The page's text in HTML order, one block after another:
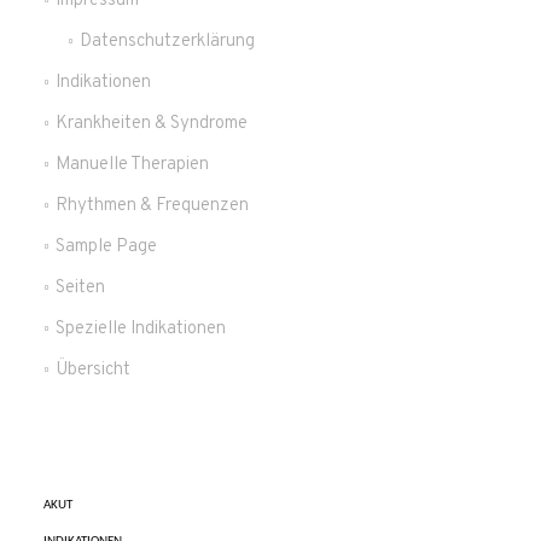
Datenschutzerklärung
Indikationen
Krankheiten & Syndrome
Manuelle Therapien
Rhythmen & Frequenzen
Sample Page
Seiten
Spezielle Indikationen
Übersicht
AKUT